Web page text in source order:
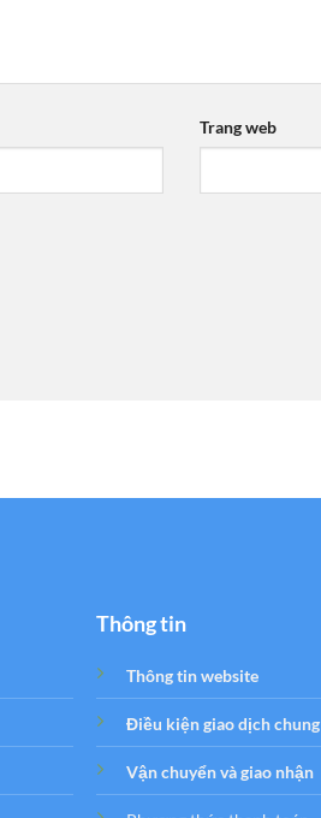
Trang web
Thông tin
Thông tin website
Điều kiện giao dịch chung
Vận chuyển và giao nhận